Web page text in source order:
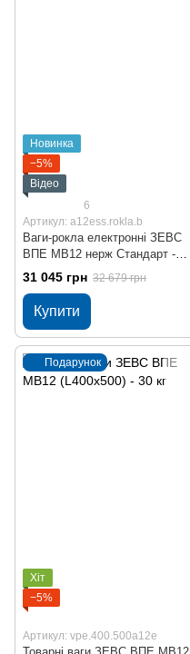
Новинка
−5%
Відео
6
Артикул: a12ess.rokla.b
Ваги-рокла електронні ЗЕВС
ВПЕ МВ12 нерж Стандарт -
500 кг
31 045 грн 32 679 грн
Купити
Подарунок
Хіт
−5%
Артикул: vpe.400.500a12e